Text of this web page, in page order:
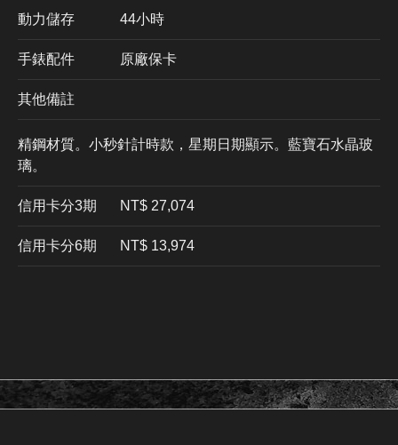
動力儲存 44小時
手錶配件 原廠保卡
其他備註
精鋼材質。小秒針計時款，星期日期顯示。藍寶石水晶玻
璃。
信用卡分3期 ​NT$ 27,074
信用卡分6期 NT$ 13,974